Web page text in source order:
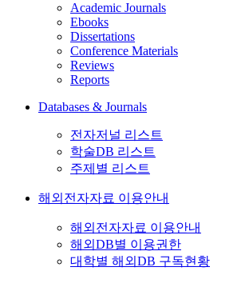
Academic Journals
Ebooks
Dissertations
Conference Materials
Reviews
Reports
Databases & Journals
전자저널 리스트
학술DB 리스트
주제별 리스트
해외전자자료 이용안내
해외전자자료 이용안내
해외DB별 이용권한
대학별 해외DB 구독현황